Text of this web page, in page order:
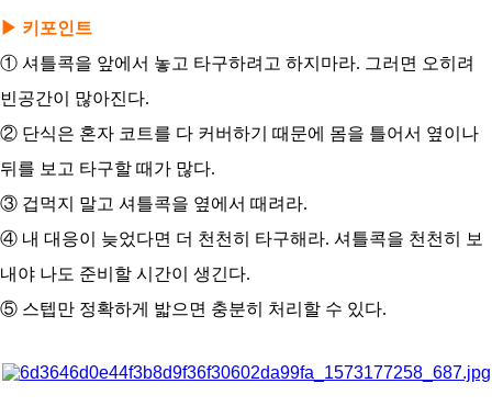
▶ 키포인트
① 셔틀콕을 앞에서 놓고 타구하려고 하지마라. 그러면 오히려
빈공간이 많아진다.
② 단식은 혼자 코트를 다 커버하기 때문에 몸을 틀어서 옆이나
뒤를 보고 타구할 때가 많다.
③ 겁먹지 말고 셔틀콕을 옆에서 때려라.
④ 내 대응이 늦었다면 더 천천히 타구해라. 셔틀콕을 천천히 보
내야 나도 준비할 시간이 생긴다.
⑤ 스텝만 정확하게 밟으면 충분히 처리할 수 있다.